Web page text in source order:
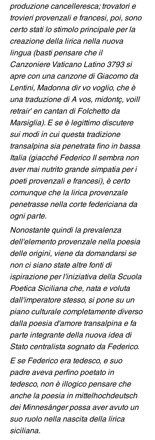
produzione cancelleresca; trovatori e
trovieri provenzali e francesi, poi, sono
certo stati lo stimolo principale per la
creazione della lirica nella nuova
lingua (basti pensare che il
Canzoniere Vaticano Latino 3793 si
apre con una canzone di Giacomo da
Lentini, Madonna dir vo voglio, che è
una traduzione di A vos, midontç, voill
retrair' en cantan di Folchetto da
Marsiglia). E se è legittimo discutere
sui modi in cui questa tradizione
transalpina sia penetrata fino in bassa
Italia (giacché Federico II sembra non
aver mai nutrito grande simpatia per i
poeti provenzali e francesi), è certo
comunque che la lirica provenzale
penetrasse nella corte federiciana da
ogni parte.
Nonostante quindi la prevalenza
dell'elemento provenzale nella poesia
delle origini, viene da domandarsi se
non ci siano state altre fonti di
ispirazione per l'iniziativa della Scuola
Poetica Siciliana che, nata e voluta
dall'imperatore stesso, si pone su un
piano culturale completamente diverso
dalla poesia d'amore transalpina e fa
parte integrante della nuova idea di
Stato centralista sognato da Federico.
E se Federico era tedesco, e suo
padre aveva perfino poetato in
tedesco, non è illogico pensare che
anche la poesia in mittelhochdeutsch
dei Minnesänger possa aver avuto un
suo ruolo nella nascita della lirica
siciliana.